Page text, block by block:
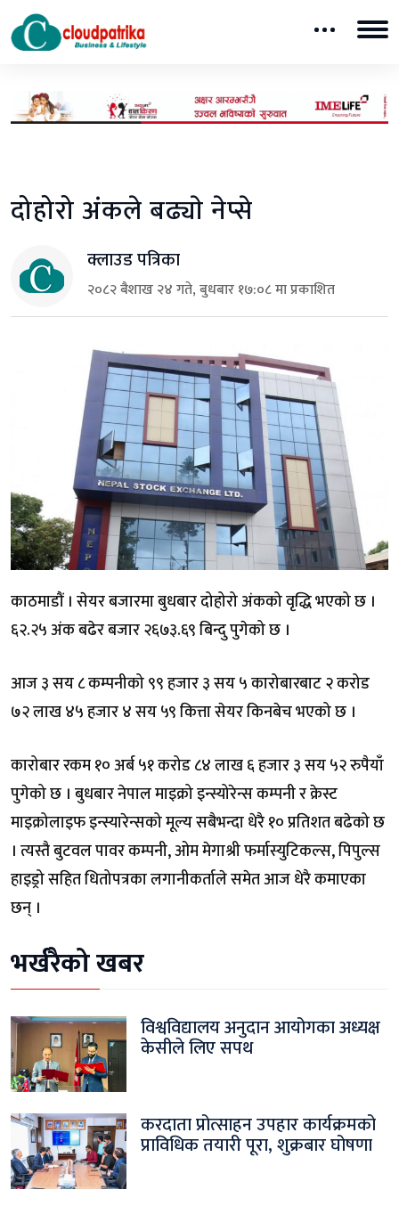
दोहोरो अंकले बढ्याे नेप्से
क्लाउड पत्रिका
२०८२ बैशाख २४ गते, बुधबार १७:०८ मा प्रकाशित
काठमाडौं । सेयर बजारमा बुधबार दोहोरो अंकको वृद्धि भएको छ ।
६२.२५ अंक बढेर बजार २६७३.६९ बिन्दु पुगेको छ ।
आज ३ सय ८ कम्पनीको ९९ हजार ३ सय ५ कारोबारबाट २ करोड
७२ लाख ४५ हजार ४ सय ५९ कित्ता सेयर किनबेच भएको छ ।
कारोबार रकम १० अर्ब ५१ करोड ८४ लाख ६ हजार ३ सय ५२ रुपैयाँ
पुगेको छ । बुधबार नेपाल माइक्रो इन्स्योरेन्स कम्पनी र क्रेस्ट
माइक्रोलाइफ इन्स्यारेन्सको मूल्य सबैभन्दा धेरै १० प्रतिशत बढेको छ
। त्यस्तै बुटवल पावर कम्पनी, ओम मेगाश्री फर्मास्युटिकल्स, पिपुल्स
हाइड्रो सहित धितोपत्रका लगानीकर्ताले समेत आज धेरै कमाएका
छन् ।
भर्खरैको खबर
विश्वविद्यालय अनुदान आयोगका अध्यक्ष
केसीले लिए सपथ
करदाता प्रोत्साहन उपहार कार्यक्रमको
प्राविधिक तयारी पूरा, शुक्रबार घोषणा